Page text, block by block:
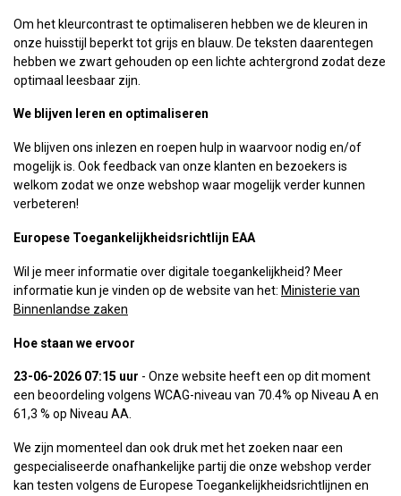
Om het kleurcontrast te optimaliseren hebben we de kleuren in
onze huisstijl beperkt tot grijs en blauw. De teksten daarentegen
hebben we zwart gehouden op een lichte achtergrond zodat deze
optimaal leesbaar zijn.
We blijven leren en optimaliseren
We blijven ons inlezen en roepen hulp in waarvoor nodig en/of
mogelijk is. Ook feedback van onze klanten en bezoekers is
welkom zodat we onze webshop waar mogelijk verder kunnen
verbeteren!
Europese Toegankelijkheidsrichtlijn EAA
Wil je meer informatie over digitale toegankelijkheid? Meer
informatie kun je vinden op de website van het: Ministerie van
Binnenlandse zaken
Hoe staan we ervoor
23-06-2026 07:15 uur - Onze website heeft een op dit moment
een beoordeling volgens WCAG-niveau van 70.4% op Niveau A en
61,3 % op Niveau AA.
We zijn momenteel dan ook druk met het zoeken naar een
gespecialiseerde onafhankelijke partij die onze webshop verder
kan testen volgens de Europese Toegankelijkheidsrichtlijnen en